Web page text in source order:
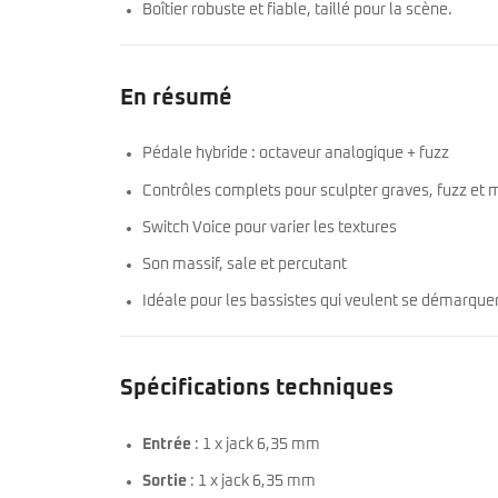
Boîtier robuste et fiable, taillé pour la scène.
En résumé
Pédale hybride : octaveur analogique + fuzz
Contrôles complets pour sculpter graves, fuzz et
Switch Voice pour varier les textures
Son massif, sale et percutant
Idéale pour les bassistes qui veulent se
Spécifications techniques
Entrée : 1 x jack 6,35 mm
Sortie : 1 x jack 6,35 mm